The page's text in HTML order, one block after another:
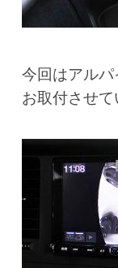
今回はアル
お取付させ